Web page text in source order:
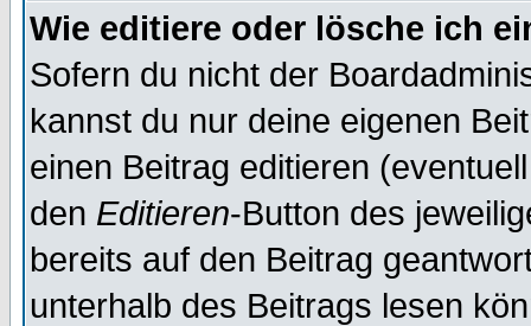
Wie editiere oder lösche ich
Sofern du nicht der
kannst du nur deine eigenen
einen Beitrag editieren
den Editieren-Button des
bereits auf den Beitrag
unterhalb des Beitrags lesen